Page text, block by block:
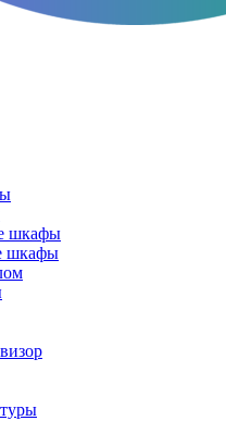
шкафы
шкафы